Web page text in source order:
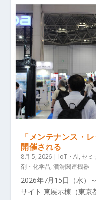
「メンテナンス・
開催される
8月 5, 2026 | IoT・AI, セミ
剤・化学品,潤滑関連機器
2026年7月15日（水）
サイト 東展示棟（東京